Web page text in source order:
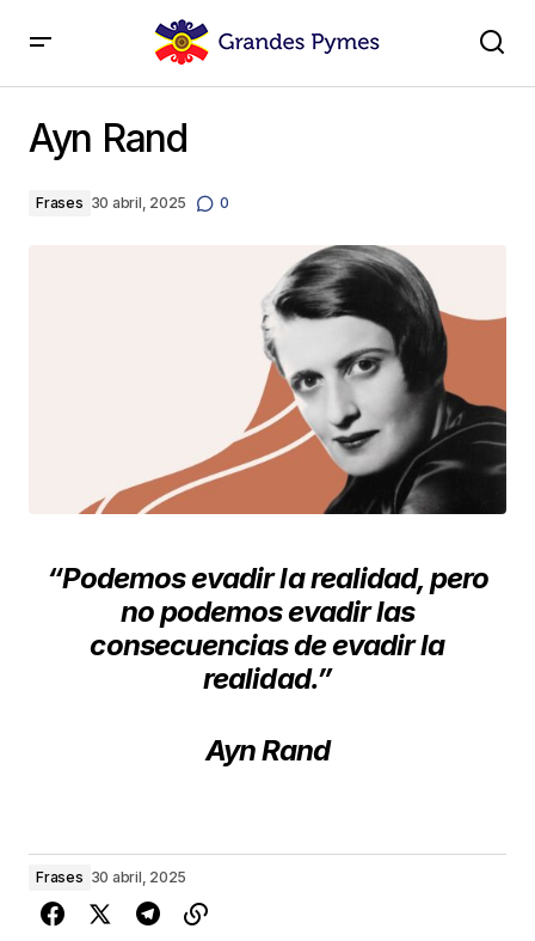
Ayn Rand
Frases 30 abril, 2025 0
“Podemos evadir la realidad, pero
no podemos evadir las
consecuencias de evadir la
realidad.”
Ayn Rand
Frases 30 abril, 2025